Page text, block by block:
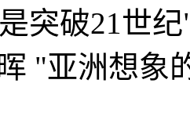
突破21世
"亚洲想象